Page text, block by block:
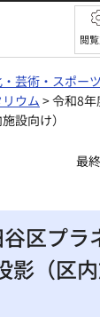
閲
芸術・スポー
ウム > 令和8
設向け）
最
区プラ
影（区